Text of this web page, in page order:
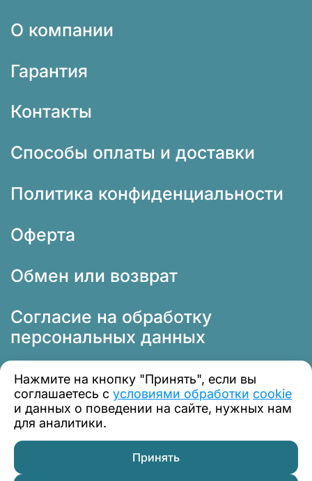
О компании
Гарантия
Контакты
Способы оплаты и доставки
Политика конфиденциальности
Оферта
Обмен или возврат
Согласие на обработку
персональных данных
© 2012 — 2026 Профклимат
Нажмите на кнопку "Принять", если вы
соглашаетесь с условиями обработки cookie
и данных о поведении на сайте, нужных нам
для аналитики.
Принять